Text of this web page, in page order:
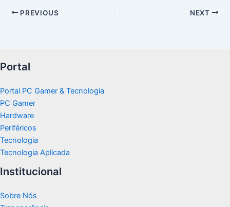
PREVIOUS NEXT
Portal
Portal PC Gamer & Tecnologia
PC Gamer
Hardware
Periféricos
Tecnologia
Tecnologia Aplicada
Institucional
Sobre Nós